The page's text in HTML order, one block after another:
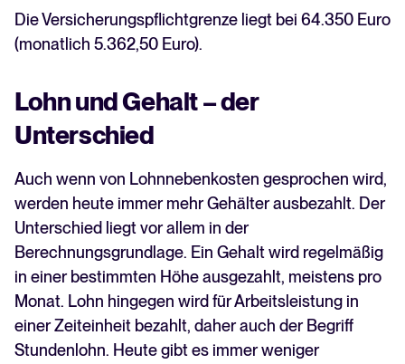
Die Versicherungspflichtgrenze liegt bei 64.350 Euro
(monatlich 5.362,50 Euro).
Lohn und Gehalt – der
Unterschied
Auch wenn von Lohnnebenkosten gesprochen wird,
werden heute immer mehr Gehälter ausbezahlt. Der
Unterschied liegt vor allem in der
Berechnungsgrundlage. Ein Gehalt wird regelmäßig
in einer bestimmten Höhe ausgezahlt, meistens pro
Monat. Lohn hingegen wird für Arbeitsleistung in
einer Zeiteinheit bezahlt, daher auch der Begriff
Stundenlohn. Heute gibt es immer weniger